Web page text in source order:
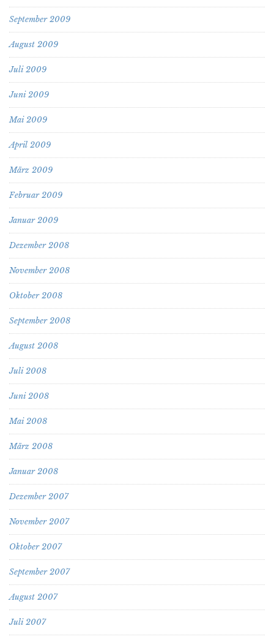
September 2009
August 2009
Juli 2009
Juni 2009
Mai 2009
April 2009
März 2009
Februar 2009
Januar 2009
Dezember 2008
November 2008
Oktober 2008
September 2008
August 2008
Juli 2008
Juni 2008
Mai 2008
März 2008
Januar 2008
Dezember 2007
November 2007
Oktober 2007
September 2007
August 2007
Juli 2007